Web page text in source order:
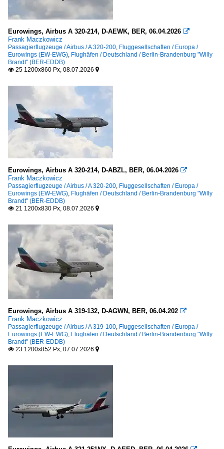
Niederlande
Amsterdam-Schiphol (AMS-EHAM)
Österreich
Salzburg (SZG-LOWS)
Wien-Schwechat (VIE-LOWW)
Schweiz
Basel-Mülhausen (BSL-LSZM / MLH-LFSB )
Geneve (GVA)
Zürich (ZRH-LSZH)
Spanien
Arrecife, Lanzarote (ACE-GCRR)
Barcelona-El Prat (BCN-LEBL)
Palma de Mallorca (PMI-LEPA / PMI-LESJ)
Fracht- und Transportflugzeuge
Airbus
A 320
Germany
Eurowings, Airbus A 320-214, D-AEWK, BER, 06.04.2026 
Frank Maczkowicz
Passagierflugzeuge / Airbus / A 320-200, Fluggesellschaften / Europa /
Eurowings (EW-EWG), Flughäfen / Deutschland / Berlin-Brandenburg "Willy
Brandt" (BER-EDDB)
 25 1200x860 Px, 08.07.2026 
Eurowings, Airbus A 320-214, D-ABZL, BER, 06.04.2026 
Frank Maczkowicz
Passagierflugzeuge / Airbus / A 320-200, Fluggesellschaften / Europa /
Eurowings (EW-EWG), Flughäfen / Deutschland / Berlin-Brandenburg "Willy
Brandt" (BER-EDDB)
 21 1200x830 Px, 08.07.2026 
Eurowings, Airbus A 319-132, D-AGWN, BER, 06.04.202 
Frank Maczkowicz
Passagierflugzeuge / Airbus / A 319-100, Fluggesellschaften / Europa /
Eurowings (EW-EWG), Flughäfen / Deutschland / Berlin-Brandenburg "Willy
Brandt" (BER-EDDB)
 23 1200x852 Px, 07.07.2026 